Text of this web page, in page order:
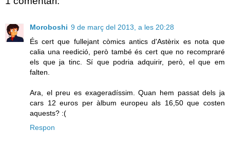
Moroboshi 9 de març del 2013, a les 20:28
És cert que fullejant còmics antics d'Astèrix es nota que
calia una reedició, però també és cert que no recompraré
els que ja tinc. Sí que podria adquirir, però, el que em
falten.
Ara, el preu es exageradíssim. Quan hem passat dels ja
cars 12 euros per àlbum europeu als 16,50 que costen
aquests? :(
Respon